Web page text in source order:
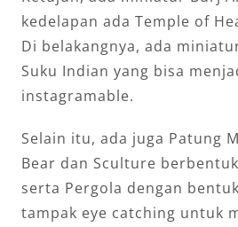
kedelapan ada Temple of
Di belakangnya, ada
Suku Indian yang bisa
instagramable.
Selain itu, ada juga Patung
Bear dan Sculture
serta Pergola dengan
tampak eye catching untuk